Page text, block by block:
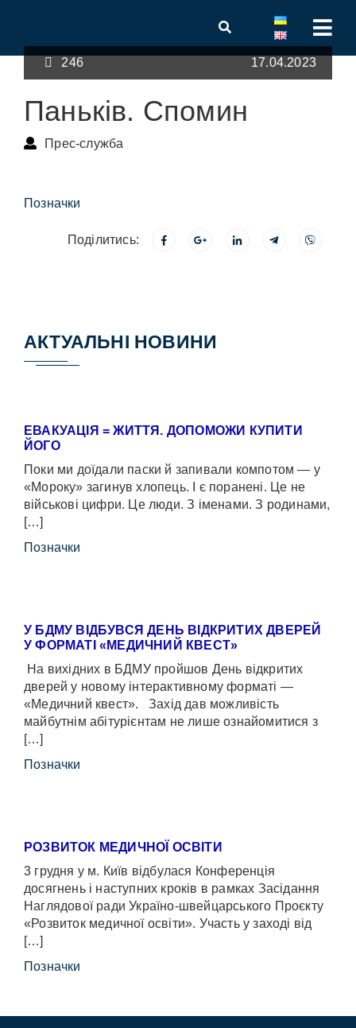
246 17.04.2023
Паньків. Спомин
Прес-служба
Позначки
Поділитись:
АКТУАЛЬНІ НОВИНИ
ЕВАКУАЦІЯ = ЖИТТЯ. ДОПОМОЖИ КУПИТИ
ЙОГО
Поки ми доїдали паски й запивали компотом — у
«Мороку» загинув хлопець. І є поранені. Це не
військові цифри. Це люди. З іменами. З родинами,
[…]
Позначки
У БДМУ ВІДБУВСЯ ДЕНЬ ВІДКРИТИХ ДВЕРЕЙ
У ФОРМАТІ «МЕДИЧНИЙ КВЕСТ»
На вихідних в БДМУ пройшов День відкритих
дверей у новому інтерактивному форматі —
«Медичний квест». Захід дав можливість
майбутнім абітурієнтам не лише ознайомитися з
[…]
Позначки
РОЗВИТОК МЕДИЧНОЇ ОСВІТИ
3 грудня у м. Київ відбулася Конференція
досягнень і наступних кроків в рамках Засідання
Наглядової ради Україно-швейцарського Проєкту
«Розвиток медичної освіти». Участь у заході від
[…]
Позначки